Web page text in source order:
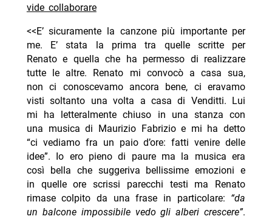
vide collaborare
<<E’ sicuramente la canzone più importante per
me. E’ stata la prima tra quelle scritte per
Renato e quella che ha permesso di realizzare
tutte le altre. Renato mi convocò a casa sua,
non ci conoscevamo ancora bene, ci eravamo
visti soltanto una volta a casa di Venditti. Lui
mi ha letteralmente chiuso in una stanza con
una musica di Maurizio Fabrizio e mi ha detto
“ci vediamo fra un paio d’ore: fatti venire delle
idee”. Io ero pieno di paure ma la musica era
così bella che suggeriva bellissime emozioni e
in quelle ore scrissi parecchi testi ma Renato
rimase colpito da una frase in particolare: “da
un balcone impossibile vedo gli alberi crescere”.